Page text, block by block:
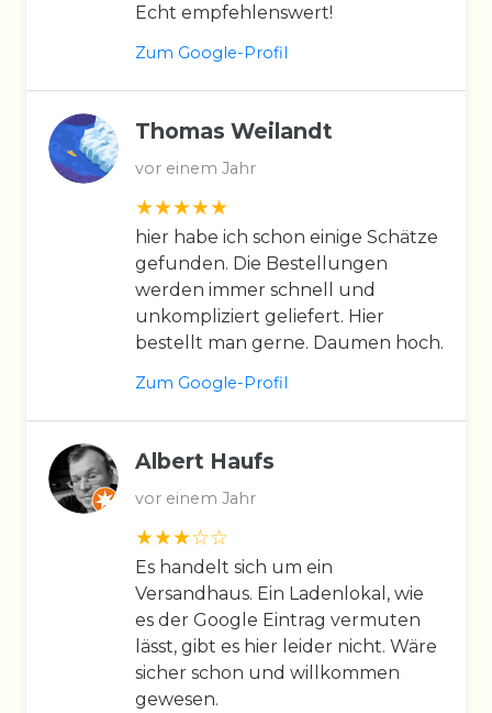
Echt empfehlenswert!
Zum Google-Profil
Thomas Weilandt
vor einem Jahr
hier habe ich schon einige Schätze
gefunden. Die Bestellungen
werden immer schnell und
unkompliziert geliefert. Hier
bestellt man gerne. Daumen hoch.
Zum Google-Profil
Albert Haufs
vor einem Jahr
Es handelt sich um ein
Versandhaus. Ein Ladenlokal, wie
es der Google Eintrag vermuten
lässt, gibt es hier leider nicht. Wäre
sicher schon und willkommen
gewesen.